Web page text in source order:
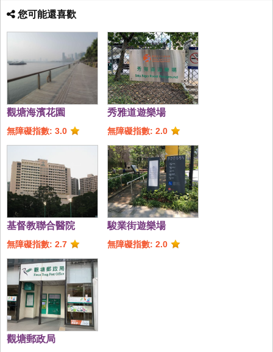
您可能還喜歡
觀塘海濱花園
無障礙指數: 3.0
秀雅道遊樂場
無障礙指數: 2.0
基督教聯合醫院
無障礙指數: 2.7
駿業街遊樂場
無障礙指數: 2.0
觀塘郵政局